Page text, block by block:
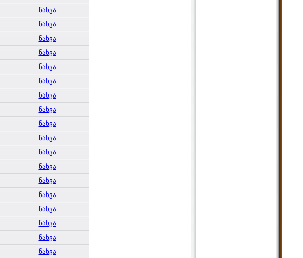
ნახვა
ნახვა
ნახვა
ნახვა
ნახვა
ნახვა
ნახვა
ნახვა
ნახვა
ნახვა
ნახვა
ნახვა
ნახვა
ნახვა
ნახვა
ნახვა
ნახვა
ნახვა